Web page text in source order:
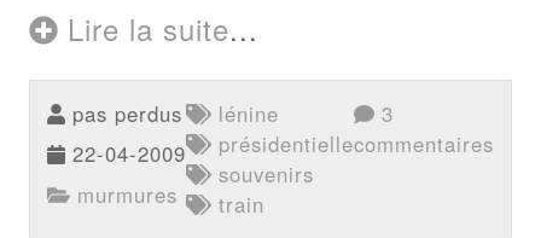
Lire la suite...
pas perdus
22-04-2009
murmures
lénine
présidentielle
souvenirs
train
3
commentaires